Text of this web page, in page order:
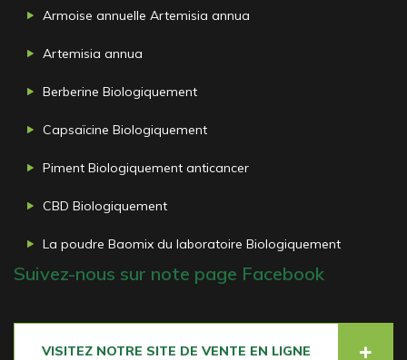
Armoise annuelle Artemisia annua
Artemisia annua
Berberine Biologiquement
Capsaïcine Biologiquement
Piment Biologiquement anticancer
CBD Biologiquement
La poudre Baomix du laboratoire Biologiquement
Suivez-nous sur note page Facebook
VISITEZ NOTRE SITE DE VENTE EN LIGNE